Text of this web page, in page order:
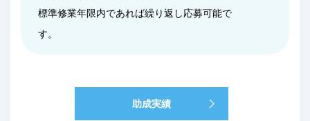
標準修業年限内であれば繰り返し応募可能で
す。
助成実績